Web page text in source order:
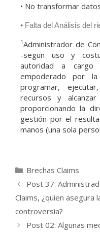
• No transformar
• Falta del Análisis del
1Administrador de
-segun uso y
autoridad a cargo
empoderado por la
programar,
recursos y
proporcionando la
gestión por el
manos (una sola
Brechas Claims
Post 37:
Claims, ¿quien asegura
controversia?
Post 02: Algunas